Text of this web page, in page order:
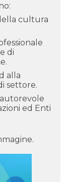
cultura
di
alla
settore.
ed Enti